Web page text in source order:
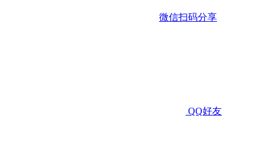
微信扫码分享
QQ好友